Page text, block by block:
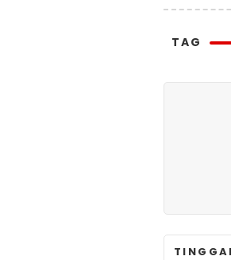
TAG